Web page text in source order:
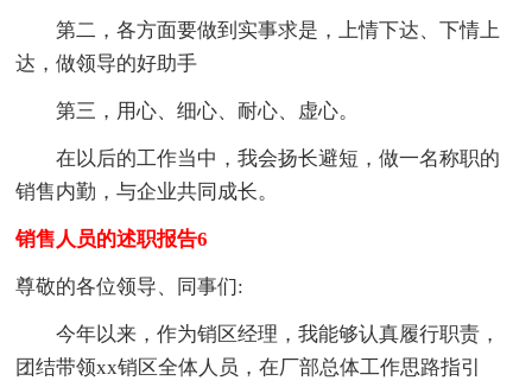
第二，各方面要做到实事求是，上情下达、下情上
达，做领导的好助手
第三，用心、细心、耐心、虚心。
在以后的工作当中，我会扬长避短，做一名称职的
销售内勤，与企业共同成长。
销售人员的述职报告6
尊敬的各位领导、同事们:
今年以来，作为销区经理，我能够认真履行职责，
团结带领xx销区全体人员，在厂部总体工作思路指引